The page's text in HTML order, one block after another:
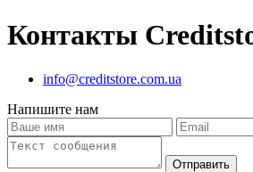
Контакты
info@creditstore.com.ua
Напишите нам
Отправить